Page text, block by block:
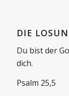
DIE
Du bist der
dich.
Psalm 25,5